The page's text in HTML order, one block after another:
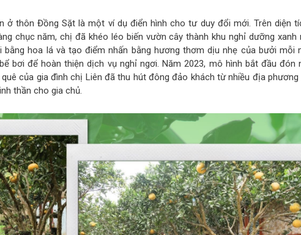
ở thôn Đồng Sặt là một ví dụ điển hình cho tư duy đổi mới. Trên diện
chục năm, chị đã khéo léo biến vườn cây thành khu nghỉ dưỡng xanh
hoa lá và tạo điểm nhấn bằng hương thơm dịu nhẹ của bưởi mỗi
bơi để hoàn thiện dịch vụ nghỉ ngơi. Năm 2023, mô hình bắt đầu đón
của gia đình chị Liên đã thu hút đông đảo khách từ nhiều địa phương
thần cho gia chủ.